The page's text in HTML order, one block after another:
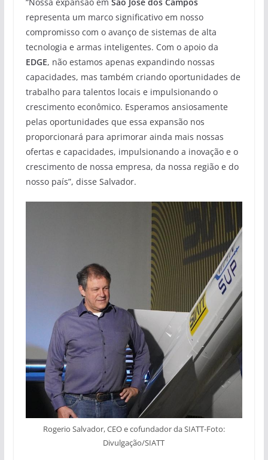
representa um marco significativo em nosso
compromisso com o avanço de sistemas de alta
tecnologia e armas inteligentes. Com o apoio da
EDGE, não estamos apenas expandindo nossas
capacidades, mas também criando oportunidades de
trabalho para talentos locais e impulsionando o
crescimento econômico. Esperamos ansiosamente
pelas oportunidades que essa expansão nos
proporcionará para aprimorar ainda mais nossas
ofertas e capacidades, impulsionando a inovação e o
crescimento de nossa empresa, da nossa região e do
nosso país”, disse Salvador.
Rogerio Salvador, CEO e cofundador da SIATT-Foto:
Divulgação/SIATT